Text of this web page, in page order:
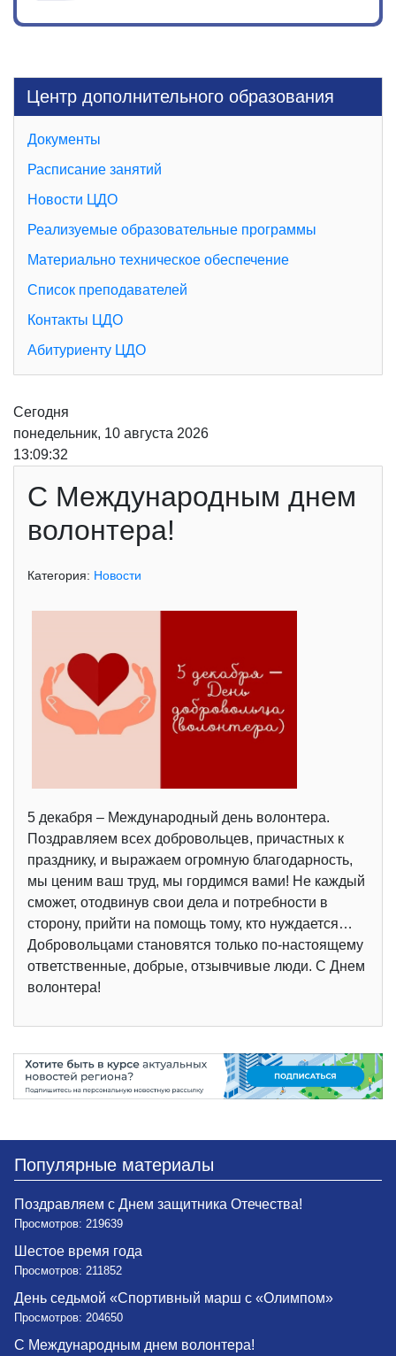
Центр дополнительного образования
Документы
Расписание занятий
Новости ЦДО
Реализуемые образовательные программы
Материально техническое обеспечение
Список преподавателей
Контакты ЦДО
Абитуриенту ЦДО
Сегодня
понедельник, 10 августа 2026
13:09:33
С Международным днем
волонтера!
Категория: Новости
5 декабря – Международный день волонтера.
Поздравляем всех добровольцев, причастных к
празднику, и выражаем огромную благодарность,
мы ценим ваш труд, мы гордимся вами! Не каждый
сможет, отодвинув свои дела и потребности в
сторону, прийти на помощь тому, кто нуждается…
Добровольцами становятся только по-настоящему
ответственные, добрые, отзывчивые люди. С Днем
волонтера!
Популярные материалы
Поздравляем с Днем защитника Отечества!
Просмотров: 219639
Шестое время года
Просмотров: 211852
День седьмой «Спортивный марш с «Олимпом»
Просмотров: 204650
С Международным днем волонтера!